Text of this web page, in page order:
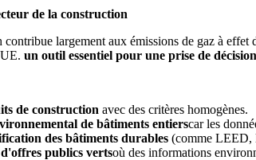
de la construction
largement aux émissions de gaz à
un outil essentiel pour une prise de
de construction avec des critères homogènes.
de bâtiments entierscar les
des bâtiments durables (comme
publics vertsoù des informations